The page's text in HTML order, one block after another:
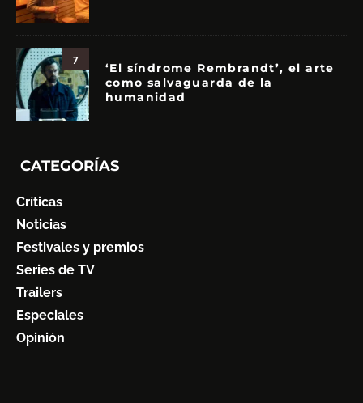
7
‘El síndrome Rembrandt’, el arte
como salvaguarda de la
humanidad
CATEGORÍAS
Críticas
Noticias
Festivales y premios
Series de TV
Trailers
Especiales
Opinión